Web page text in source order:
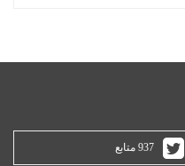
937 متابع